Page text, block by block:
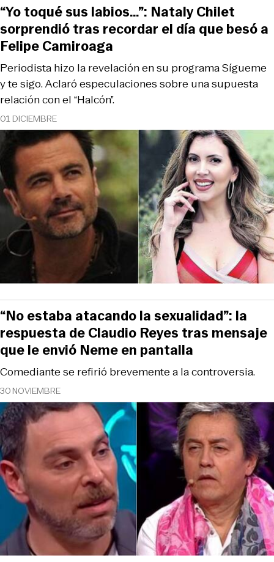
01 DICIEMBRE
Periodista hizo la revelación en su programa Sígueme
y te sigo. Aclaró especulaciones sobre una supuesta
relación con el “Halcón”.
“Yo toqué sus labios…”: Nataly Chilet
sorprendió tras recordar el día que besó a
Felipe Camiroaga
30 NOVIEMBRE
Comediante se refirió brevemente a la controversia.
“No estaba atacando la sexualidad”: la
respuesta de Claudio Reyes tras mensaje
que le envió Neme en pantalla